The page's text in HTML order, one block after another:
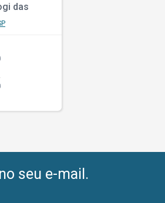
das
seu e-mail.